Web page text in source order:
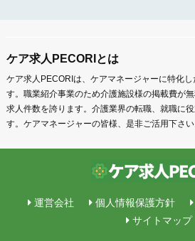
ケア求人PECORIとは
ケア求人PECORIは、ケアマネージャーに特化
す。職業紹介事業のため介護施設様の掲載費が
求人件数を誇ります。介護業界の転職、就職に
す。ケアマネージャーの皆様、是非ご活用下さい
運営会社 個人情報保護方針
サイトマップ